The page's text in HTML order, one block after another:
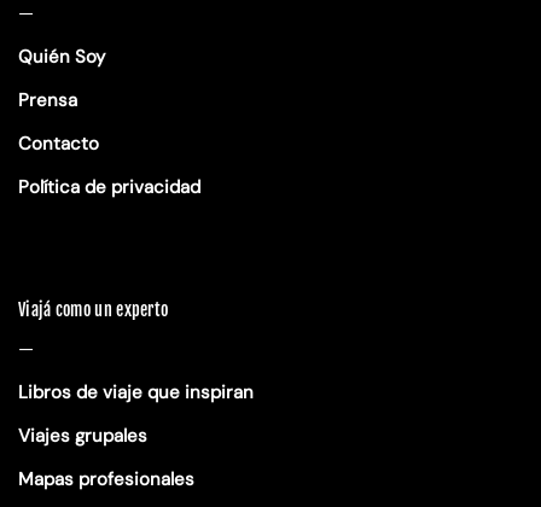
—
Quién Soy
Prensa
Contacto
Política de privacidad
Viajá como un experto
—
Libros de viaje que inspiran
Viajes grupales
Mapas profesionales